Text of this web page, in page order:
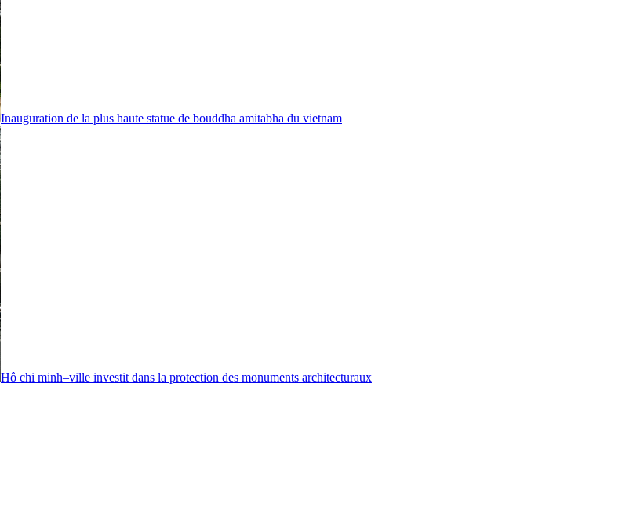
Inauguration de la plus haute statue de bouddha amitābha du vietnam
Hô chi minh–ville investit dans la protection des monuments architecturaux